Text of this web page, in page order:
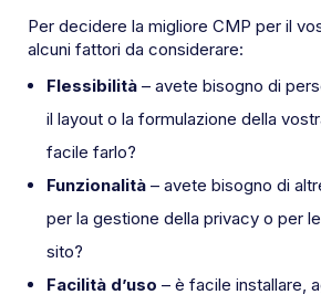
Per decidere la migliore CMP per il
alcuni fattori da considerare:
Flessibilità – avete bisogno di
il layout o la formulazione della
facile farlo?
Funzionalità – avete bisogno di
per la gestione della privacy o per
sito?
Facilità d’uso – è facile installare,